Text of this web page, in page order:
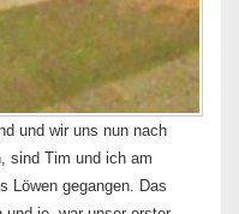
und wir uns nun nach
sind Tim und ich am
Löwen gegangen. Das